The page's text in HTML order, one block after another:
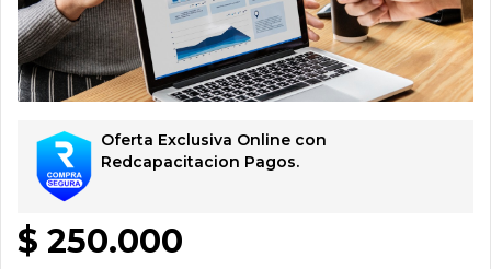
Oferta Exclusiva Online con
Redcapacitacion Pagos.
$ 250.000